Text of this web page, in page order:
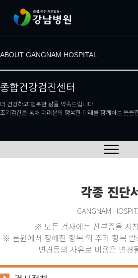
ABOUT GANGNAM HOSPITAL
종합건강검진센터
더 건강하고 행복한 삶을 약속드립니다.
조기검진을 통해 여러분의 행복한 미래를 함께하는 든든
각종 진단
GANGNAM
※ 모든 검사에는 신분증을 지
※ 본원에서 정해진 항목 외 추가 항목
변경등의 사유로 비용은 변경